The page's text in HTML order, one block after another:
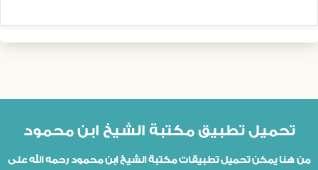
تحميل تطبيق مكتبة الشيخ ابن محمود
من هنا يمكن تحميل تطبيقات مكتبة الشيخ ابن محمود رحمه الله على